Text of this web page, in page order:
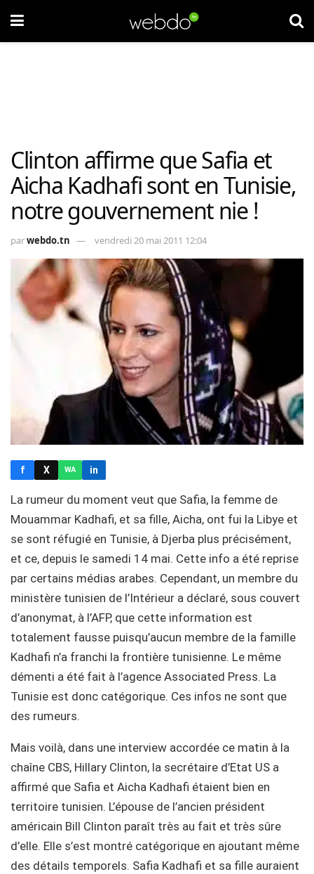
Clinton affirme que Safia et
Aicha Kadhafi sont en Tunisie,
notre gouvernement nie !
parwebdo.tn vendredi 20 mai 2011 12:04
f X WA in
La rumeur du moment veut que Safia, la femme de
Mouammar Kadhafi, et sa fille, Aicha, ont fui la Libye et
se sont réfugié en Tunisie, à Djerba plus précisément,
et ce, depuis le samedi 14 mai. Cette info a été reprise
par certains médias arabes. Cependant, un membre du
ministère tunisien de l’Intérieur a déclaré, sous couvert
d’anonymat, à l’AFP, que cette information est
totalement fausse puisqu’aucun membre de la famille
Kadhafi n’a franchi la frontière tunisienne. Le même
démenti a été fait à l’agence Associated Press. La
Tunisie est donc catégorique. Ces infos ne sont que
des rumeurs.
Mais voilà, dans une interview accordée ce matin à la
chaîne CBS, Hillary Clinton, la secrétaire d’Etat US a
affirmé que Safia et Aicha Kadhafi étaient bien en
territoire tunisien. L’épouse de l’ancien président
américain Bill Clinton paraît très au fait et très sûre
d’elle. Elle s’est montré catégorique en ajoutant même
des détails temporels. Safia Kadhafi et sa fille auraient